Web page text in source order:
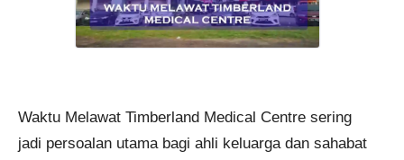
Waktu Melawat Timberland Medical Centre sering
jadi persoalan utama bagi ahli keluarga dan sahabat